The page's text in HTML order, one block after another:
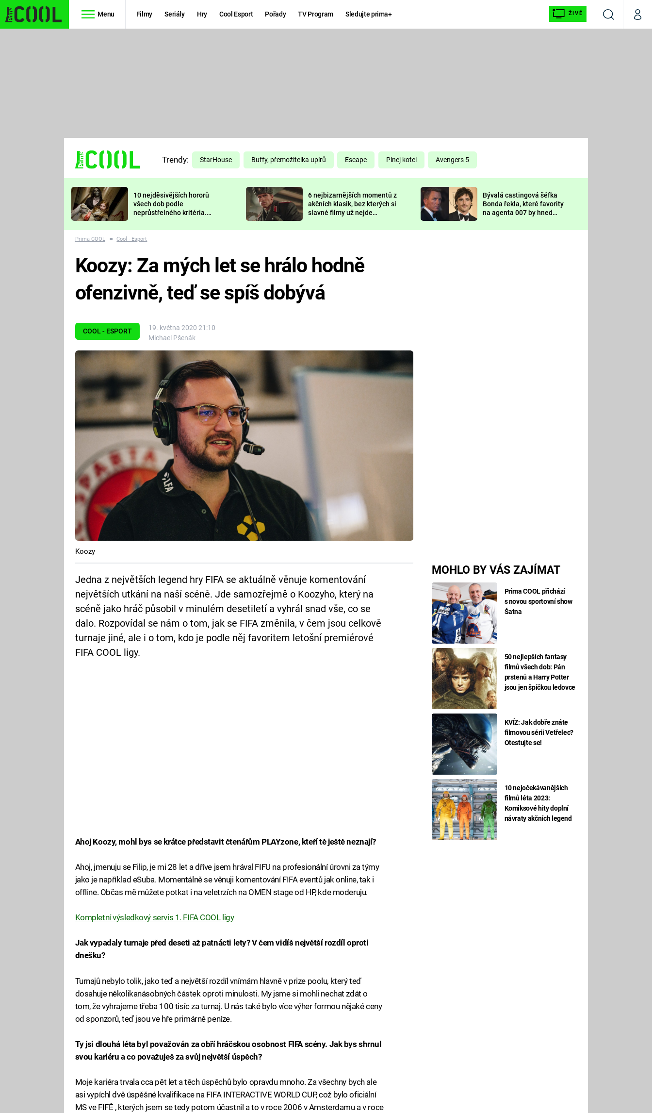
Menu Filmy Seriály Hry Cool Esport Pořady TV Program Sledujte prima+ ŽIVĚ
VyhledáváníMůj
TŘESKU
FUTURAMA
PREDÁTOR
DELIVERANCE
KOMEDIE
CHUCK
NORRIS
DEADPOOL
Prima LAJK
Sledujte nás
Trendy: StarHouse Buffy, přemožitelka upírů Escape Plnej kotel Avengers 5
10 nejděsivějších hororů
všech dob podle
neprůstřelného kritéria.
nejvíc zvednou tep?
6 nejbizarnějších momentů z
akčních klasik, bez kterých si
slavné filmy už nejde
Bývalá castingová šéfka
Bonda řekla, které favority
na agenta 007 by hned
Prima COOL ■ Cool - Esport
COOL - ESPORT
19. května 2020 21:10
Michael Pšenák
MOHLO BY VÁS ZAJÍMAT
Prima COOL přichází
s novou sportovní show
Šatna
50 nejlepších fantasy
filmů všech dob: Pán
prstenů a Harry Potter
jsou jen špičkou ledovce
KVÍZ: Jak dobře znáte
filmovou sérii Vetřelec?
Otestujte se!
10 nejočekávanějších
filmů léta 2023:
Komiksové hity doplní
návraty akčních legend
Koozy: Za mých let se hrálo hodně
ofenzivně, teď se spíš dobývá
Koozy
Jedna z největších legend hry FIFA se aktuálně věnuje komentování
největších utkání na naší scéně. Jde samozřejmě o Koozyho, který na
scéně jako hráč působil v minulém desetiletí a vyhrál snad vše, co se
dalo. Rozpovídal se nám o tom, jak se FIFA změnila, v čem jsou celkově
turnaje jiné, ale i o tom, kdo je podle něj favoritem letošní premiérové
FIFA COOL ligy.
Ahoj Koozy, mohl bys se krátce představit čtenářům PLAYzone, kteří tě ještě neznají?
Ahoj, jmenuju se Filip, je mi 28 let a dříve jsem hrával FIFU na profesionální úrovni za týmy
jako je například eSuba. Momentálně se věnuji komentování FIFA eventů jak online, tak i
offline. Občas mě můžete potkat i na veletrzích na OMEN stage od HP, kde moderuju.
Kompletní výsledkový servis 1. FIFA COOL ligy
Jak vypadaly turnaje před deseti až patnácti lety? V čem vidíš největší rozdíl oproti
dnešku?
Turnajů nebylo tolik, jako teď a největší rozdíl vnímám hlavně v prize poolu, který teď
dosahuje několikanásobných částek oproti minulosti. My jsme si mohli nechat zdát o
tom, že vyhrajeme třeba 100 tisíc za turnaj. U nás také bylo více výher formou nějaké ceny
od sponzorů, teď jsou ve hře primárně peníze.
Ty jsi dlouhá léta byl považován za obří hráčskou osobnost FIFA scény. Jak bys shrnul
svou kariéru a co považuješ za svůj největší úspěch?
Moje kariéra trvala cca pět let a těch úspěchů bylo opravdu mnoho. Za všechny bych ale
asi vypíchl dvě úspěšné kvalifikace na FIFA INTERACTIVE WORLD CUP, což bylo oficiální
MS ve FIFĚ , kterých jsem se tedy potom účastnil a to v roce 2006 v Amsterdamu a v roce